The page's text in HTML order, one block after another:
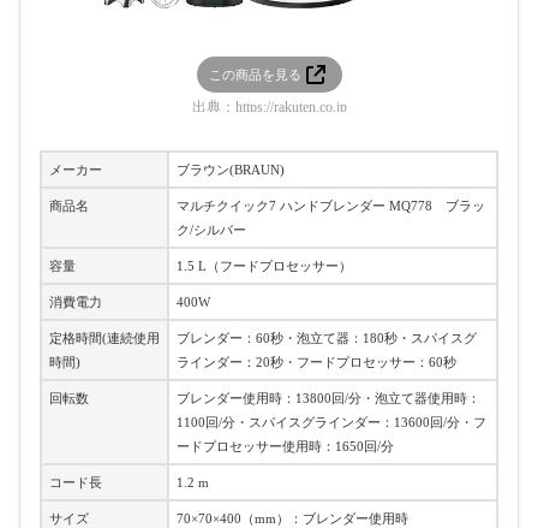
この商品を見る
出典： https://rakuten.co.jp
メーカー ブラウン(BRAUN)
商品名
マルチクイック7 ハンドブレンダー MQ778 ブラッ
ク/シルバー
容量 1.5 L（フードプロセッサー）
消費電力 400W
定格時間(連続使用
時間)
ブレンダー：60秒・泡立て器：180秒・スパイスグ
ラインダー：20秒・フードプロセッサー：60秒
回転数
ブレンダー使用時：13800回/分・泡立て器使用時：
1100回/分・スパイスグラインダー：13600回/分・フ
ードプロセッサー使用時：1650回/分
コード長 1.2 m
サイズ 70×70×400（mm）：ブレンダー使用時